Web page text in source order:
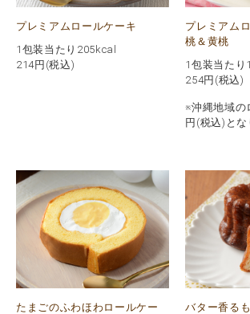
プレミアムロールケーキ
1包装当たり205kcal
214円(税込)
プレミアム
桃＆黄桃
1包装当たり
254円(税込)
※沖縄地域の
円(税込)とな
たまごのふわほわロールケー
バター香る